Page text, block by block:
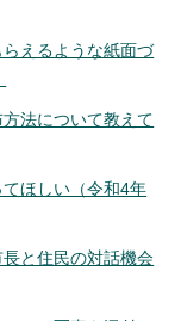
えるような紙面づ
法について教えて
ほしい（令和4年
と住民の対話機会